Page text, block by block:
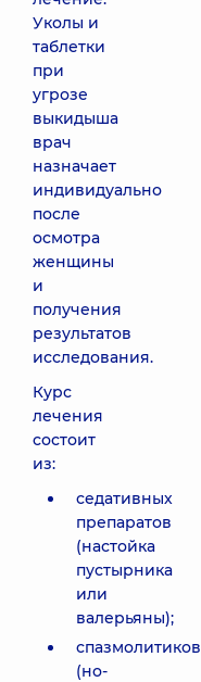
Уколы и
таблетки
при
угрозе
выкидыша
врач
назначает
индивидуально
после
осмотра
женщины
и
получения
результатов
исследования.
Курс
лечения
состоит
из:
седативных
препаратов
(настойка
пустырника
или
валерьяны);
спазмолитиков
(но-